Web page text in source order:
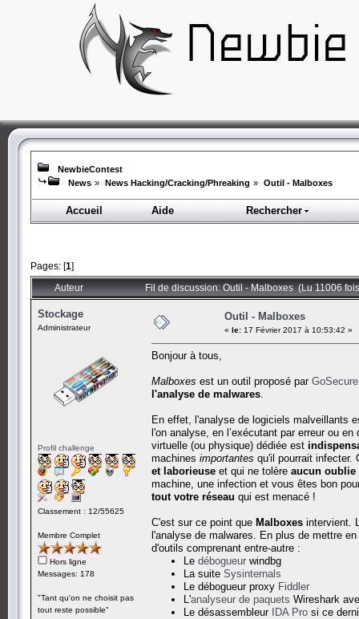
NewbieContest
News » News Hacking/Cracking/Phreaking » Outil - Malboxes
Accueil Aide Rechercher
Pages: [1]
Auteur Fil de discussion: Outil - Malboxes (Lu 11006
Stockage
Administrateur
Profil challenge
Classement : 12/55625
Membre Complet
Hors ligne
Messages: 178
"Tant qu'on ne choisit pas
tout reste possible"
Outil - Malboxes
« le: 17 Février 2017 à 10:53:42 »
Bonjour à tous,
Malboxes est un outil proposé par GoSecure
l'analyse de malwares
En effet, l'analyse de logiciels malveillants
l'on analyse, en l’exécutant par erreur ou
virtuelle (ou physique) dédiée est
machines importantes qu'il pourrait infecter.
et laborieuse et qui ne tolère aucun oublie
machine, une infection et vous êtes bon
tout votre réseau qui est menacé !
C'est sur ce point que Malboxes intervient.
l'analyse de malwares. En plus de mettre
d'outils comprenant entre-autre :
Le débogueur windbg
La suite Sysinternals
Le débogueur proxy Fiddler
L'analyseur de paquets Wireshark
Le désassembleur IDA Pro si ce